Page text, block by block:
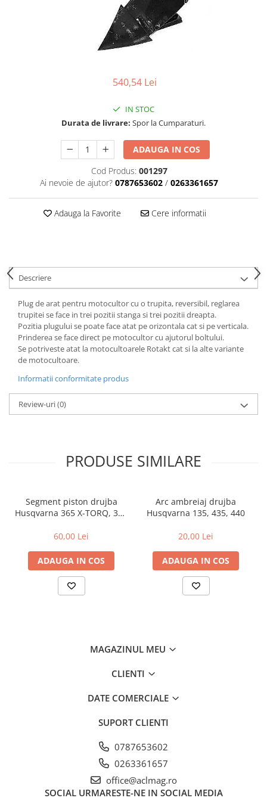
Garnituri carburator
Gheara doborare
Maner frana
Melc ulei
Pistoane
Rulmenti
Tobe esapament
Volanta
540,54 Lei
IN STOC
Durata de livrare: Spor la Cumparaturi.
ADAUGA IN COS
Cod Produs: 001297
Ai nevoie de ajutor? 0787653602 / 0263361657
Adauga la Favorite Cere informatii
Descriere
Plug de arat pentru motocultor cu o trupita, reversibil, reglarea
trupitei se face in trei pozitii stanga si trei pozitii dreapta.
Pozitia plugului se poate face atat pe orizontala cat si pe verticala.
Prinderea se face direct pe motocultor cu ajutorul boltului.
Se potriveste atat la motocultoarele Rotakt cat si la alte variante
de motocultoare.
Informatii conformitate produs
Review-uri(0)
PRODUSE SIMILARE
Segment piston drujba
Husqvarna 365 X-TORQ, 372
60,00 Lei
ADAUGA IN COS
Arc ambreiaj drujba
Husqvarna 135, 435, 440
20,00 Lei
ADAUGA IN COS
MAGAZINUL MEU
CLIENTI
DATE COMERCIALE
SUPORT CLIENTI
0787653602
0263361657
office@aclmag.ro
SOCIAL URMARESTE-NE IN SOCIAL MEDIA